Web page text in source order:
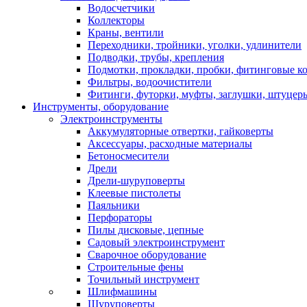
Водосчетчики
Коллекторы
Краны, вентили
Переходники, тройники, уголки, удлинители
Подводки, трубы, крепления
Подмотки, прокладки, пробки, фитинговые
Фильтры, водоочистители
Фитинги, футорки, муфты, заглушки,
Инструменты, оборудование
Электроинструменты
Аккумуляторные отвертки, гайковерты
Аксессуары, расходные материалы
Бетоносмесители
Дрели
Дрели-шуруповерты
Клеевые пистолеты
Паяльники
Перфораторы
Пилы дисковые, цепные
Садовый электроинструмент
Сварочное оборудование
Строительные фены
Точильный инструмент
Шлифмашины
Шуруповерты